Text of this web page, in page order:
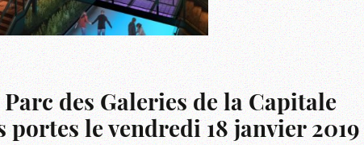
des Galeries de la Capitale
le vendredi 18 janvier 2019